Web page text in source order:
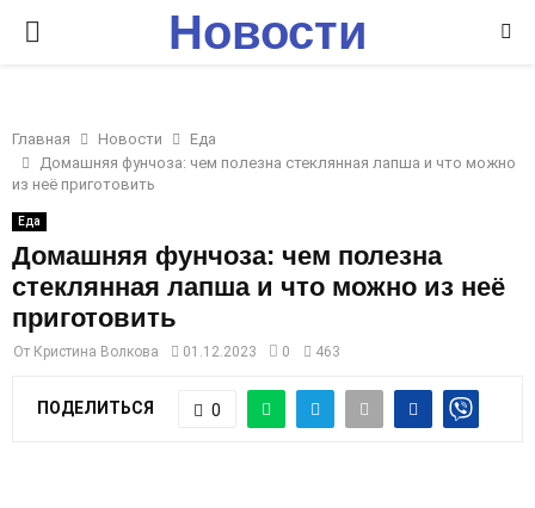
P
I
M
A
R
Y
Новости
Главная Новости
Еда
Домашняя фунчоза: чем полезна стеклянная лапша и что можно
из неё приготовить
Еда
Домашняя фунчоза: чем полезна
стеклянная лапша и что можно из неё
приготовить
От Кристина Волкова 01.12.2023 0 463
ПОДЕЛИТЬСЯ 0